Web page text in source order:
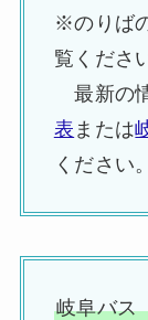
※のりば
覧くださ
最新の
表 または
ください。
岐阜バ